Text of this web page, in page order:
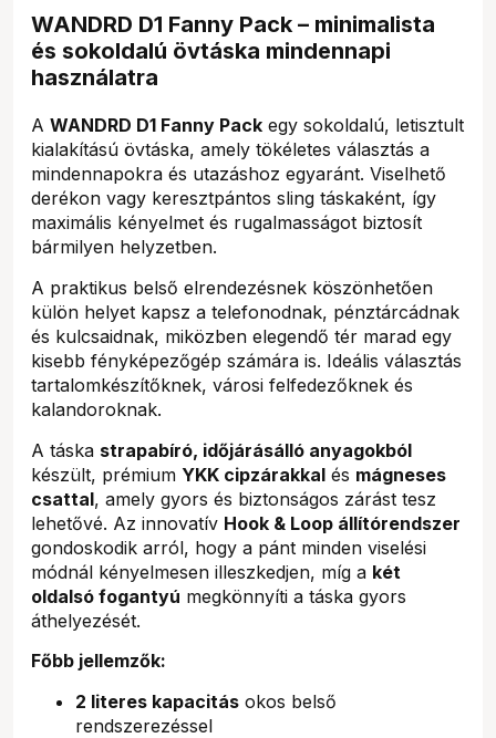
WANDRD D1 Fanny Pack – minimalista
és sokoldalú övtáska mindennapi
használatra
A WANDRD D1 Fanny Pack egy sokoldalú, letisztult
kialakítású övtáska, amely tökéletes választás a
mindennapokra és utazáshoz egyaránt. Viselhető
derékon vagy keresztpántos sling táskaként, így
maximális kényelmet és rugalmasságot biztosít
bármilyen helyzetben.
A praktikus belső elrendezésnek köszönhetően
külön helyet kapsz a telefonodnak, pénztárcádnak
és kulcsaidnak, miközben elegendő tér marad egy
kisebb fényképezőgép számára is. Ideális választás
tartalomkészítőknek, városi felfedezőknek és
kalandoroknak.
A táska strapabíró, időjárásálló anyagokból
készült, prémium YKK cipzárakkal és mágneses
csattal, amely gyors és biztonságos zárást tesz
lehetővé. Az innovatív Hook & Loop állítórendszer
gondoskodik arról, hogy a pánt minden viselési
módnál kényelmesen illeszkedjen, míg a két
oldalsó fogantyú megkönnyíti a táska gyors
áthelyezését.
Főbb jellemzők:
2 literes kapacitás okos belső
rendszerezéssel